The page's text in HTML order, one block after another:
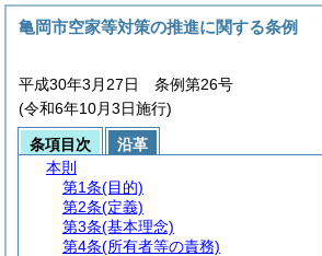
亀岡市空家等対策の推進に関する条例
平成30年3月27日 条例第26号
(令和6年10月3日施行)
条項目次
沿革
本則
第1条(目的)
第2条(定義)
第3条(基本理念)
第4条(所有者等の責務)